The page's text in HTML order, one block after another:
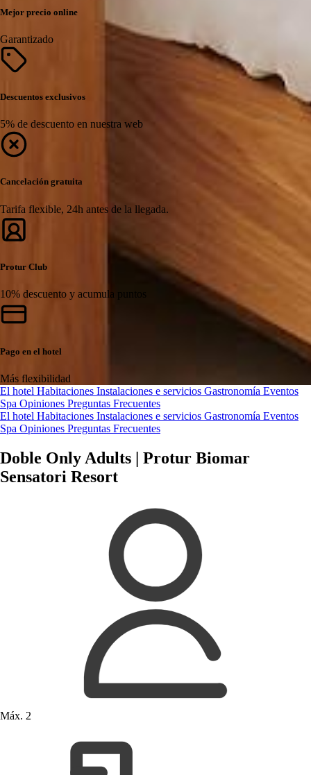
Mejor precio online
Garantizado
Descuentos exclusivos
5% de descuento en nuestra web
Cancelación gratuita
Tarifa flexible, 24h antes de la llegada.
Protur Club
10% descuento y acumula puntos
Pago en el hotel
Más flexibilidad
El hotel Habitaciones Instalaciones e servicios Gastronomía Eventos
Spa Opiniones Preguntas Frecuentes
El hotel Habitaciones Instalaciones e servicios Gastronomía Eventos
Spa Opiniones Preguntas Frecuentes
Doble Only Adults | Protur Biomar
Sensatori Resort
Máx. 2